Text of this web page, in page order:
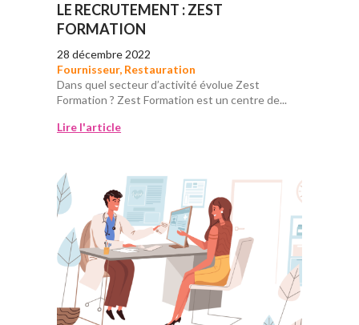
LE RECRUTEMENT : ZEST
FORMATION
28 décembre 2022
Fournisseur, Restauration
Dans quel secteur d’activité évolue Zest
Formation ? Zest Formation est un centre de...
Lire l'article